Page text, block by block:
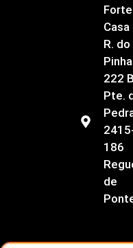
Casa
R. do
222
Pte.
186
de